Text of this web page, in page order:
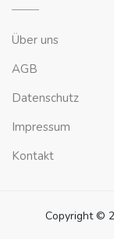
Über uns
AGB
Datenschutz
Impressum
Kontakt
Copyright ©